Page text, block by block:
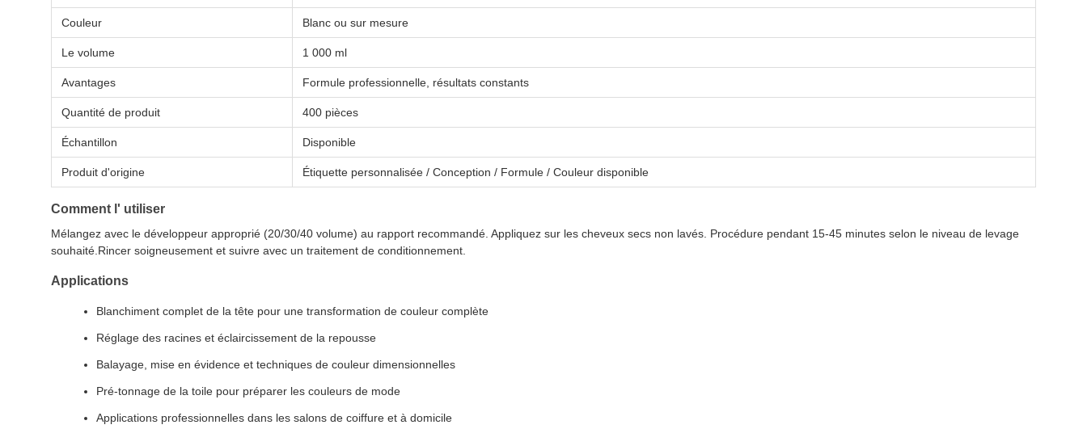
Couleur Blanc ou sur mesure
Le volume 1 000 ml
Avantages Formule professionnelle, résultats constants
Quantité de produit 400 pièces
Échantillon Disponible
Produit d'origine Étiquette personnalisée / Conception / Formule / Couleur disponible
Comment l' utiliser
Mélangez avec le développeur approprié (20/30/40 volume) au rapport recommandé. Appliquez sur les cheveux secs non lavés. Procédure pendant 15-45 minutes selon le niveau de levage
souhaité.Rincer soigneusement et suivre avec un traitement de conditionnement.
Applications
Blanchiment complet de la tête pour une transformation de couleur complète
Réglage des racines et éclaircissement de la repousse
Balayage, mise en évidence et techniques de couleur dimensionnelles
Pré-tonnage de la toile pour préparer les couleurs de mode
Applications professionnelles dans les salons de coiffure et à domicile